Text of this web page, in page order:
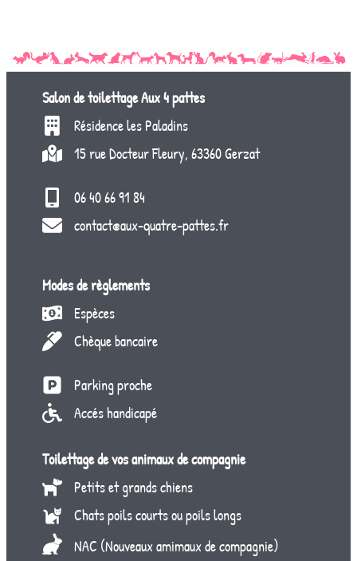
Salon de toilettageAux 4 pattes
Résidence les Paladins
15 rue Docteur Fleury, 63360 Gerzat
06 40 66 91 84
contact@aux-quatre-pattes.fr
Modes de règlements
Espèces
Chèque bancaire
Parking proche
Accés handicapé
Toilettage de vos animaux de compagnie
Petits et grands chiens
Chats poils courts ou poils longs
NAC (Nouveaux amimaux de compagnie)